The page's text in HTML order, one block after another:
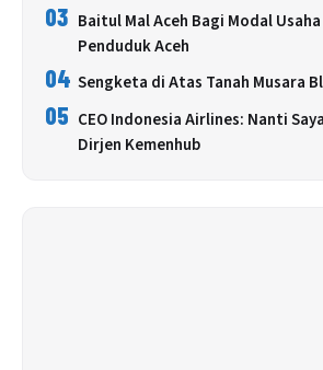
03 Baitul Mal Aceh Bagi Modal
Penduduk Aceh
04 Sengketa di Atas Tanah Musara
05 CEO Indonesia Airlines: Nanti
Dirjen Kemenhub